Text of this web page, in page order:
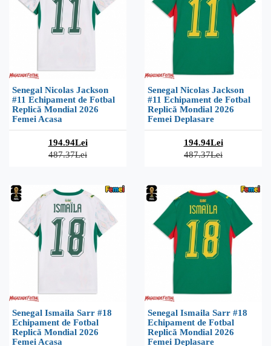
Senegal Nicolas Jackson
#11 Echipament de Fotbal
Replică Mondial 2026
Femei Acasa
194.94Lei
487.37Lei
Senegal Nicolas Jackson
#11 Echipament de Fotbal
Replică Mondial 2026
Femei Deplasare
194.94Lei
487.37Lei
Senegal Ismaila Sarr #18
Echipament de Fotbal
Replică Mondial 2026
Femei Acasa
Senegal Ismaila Sarr #18
Echipament de Fotbal
Replică Mondial 2026
Femei Deplasare